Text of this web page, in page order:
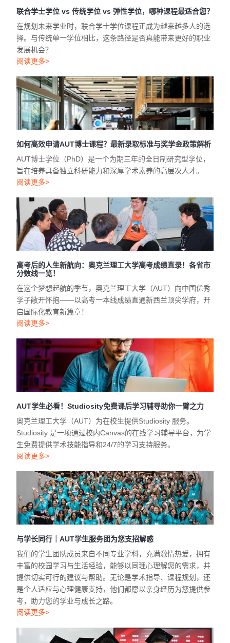
联合学士学位 vs 传统学位 vs 弹性学位，哪种课程最适合您？
在规划未来学业时，联合学士学位课程正成为越来越多人的选
择。与传统单一学位相比，这条路径是否真能带来更好的职业
发展机会？
阅读更多>
如何高效申请AUT博士课程？最新录取标准与奖学金政策解析
AUT博士学位（PhD）是一个为期三年的全日制研究型学位，
旨在培养具备独立科研能力和深厚学术素养的高层次人才。
阅读更多>
高考后的人生新航向：奥克兰理工大学高考成绩直录！各省市
分数线一览！
在这个梦想起航的季节，奥克兰理工大学（AUT）向中国优秀
学子敞开怀抱——以高考一本线成绩直通新西兰顶尖学府，开
启国际化教育新篇章！
阅读更多>
AUT学生必看！Studiosity免费课后学习辅导助你一臂之力
奥克兰理工大学（AUT）为在校生提供Studiosity 服务。
Studiosity 是一项通过校内Canvas的在线学习辅导平台，为学
生免费提供学术技能指导和24/7的学习支持服务。
阅读更多>
与学长同行｜AUT学生服务团为您支招解惑
我们的学生团队成员来自不同专业学科，充满激情热爱，拥有
丰富的校园学习与生活经验，能够以同理心理解您的需求，并
提供切实可行的建议与帮助。无论是学术指导、课程规划，还
是个人适应与心理健康支持，他们都愿以亲身经历为您提供参
考，助力您的学业与成长之路。
阅读更多>